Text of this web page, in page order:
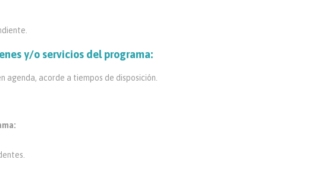
y/o servicios del programa:
agenda, acorde a tiempos de disposición.